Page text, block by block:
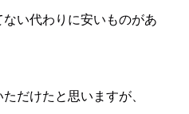
い代わりに安いものがあ
だけたと思いますが、